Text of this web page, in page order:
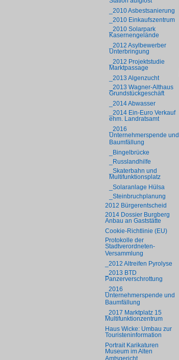
_2010 Asbestsanierung
_2010 Einkaufszentrum
_2010 Solarpark
Kasernengelände
_2012 Asylbewerber
Unterbringung
_2012 Projektstudie
Marktpassage
_2013 Algenzucht
_2013 Wagner-Althaus
Grundstückgeschäft
_2014 Abwasser
_2014 Ein-Euro Verkauf
ehm. Landratsamt
_2016
Unternehmerspende und
Baumfällung
_Bingelbrücke
_Russlandhilfe
_Skaterbahn und
Multifunktionsplatz
_Solaranlage Hülsa
_Steinbruchplanung
2012 Bürgerentscheid
2014 Dossier Burgberg
Anbau an Gaststätte
Cookie-Richtlinie (EU)
Protokolle der
Stadtverordneten-
Versammlung
_2012 Altreifen Pyrolyse
_2013 BTD
Panzerverschrottung
_2016
Unternehmerspende und
Baumfällung
_2017 Marktplatz 15
Multifunktionzentrum
Haus Wicke: Umbau zur
Touristeninformation
Portrait Karikaturen
Museum im Alten